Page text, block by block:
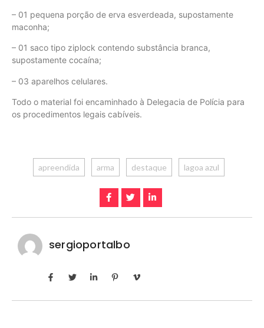
– 01 pequena porção de erva esverdeada, supostamente
maconha;
– 01 saco tipo ziplock contendo substância branca,
supostamente cocaína;
– 03 aparelhos celulares.
Todo o material foi encaminhado à Delegacia de Polícia para
os procedimentos legais cabíveis.
apreendida arma destaque lagoa azul
sergioportalbo